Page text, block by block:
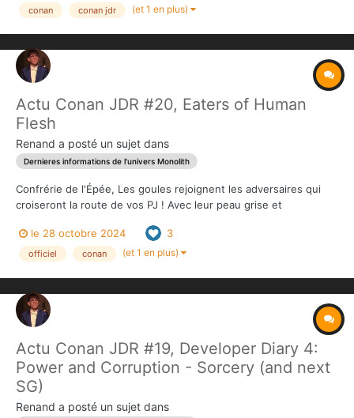
2000 contributeurs, il est...
conan conan jdr (et 1 en plus)
Actu Conan JDR #20, Eaters of Human
Flesh
Renand a posté un sujet dans
Dernieres informations de l'univers Monolith
Confrérie de l'Épée, Les goules rejoignent les adversaires qui
croiseront la route de vos PJ ! Avec leur peau grise et
canin garni de dents tranchantes comme des rasoirs, les Goules
constituent une véritable v...
le 28 octobre 2024 3
officiel conan (et 1 en plus)
Actu Conan JDR #19, Developer Diary 4:
Power and Corruption - Sorcery (and next
SG)
Renand a posté un sujet dans